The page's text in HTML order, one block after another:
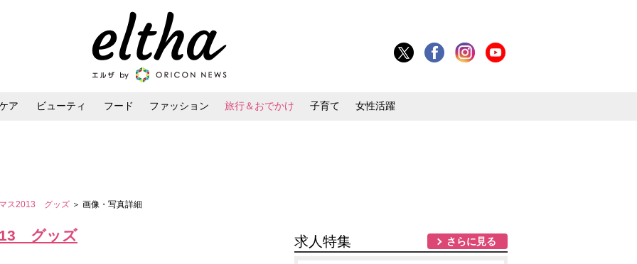
ア ビューティ フード ファッション 旅行＆おでかけ 子育て 女性活躍
ス2013 グッズ ＞ 画像・写真詳細
グッズ 求人特集 さらに見る